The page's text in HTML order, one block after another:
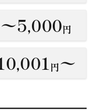
〜5,000円
円〜